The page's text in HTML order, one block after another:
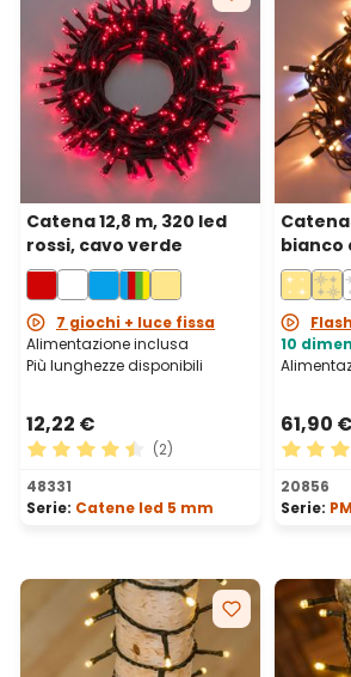
Catena 12,8 m, 320 led
rossi, cavo verde
7 giochi + luce fissa
Alimentazione inclusa
Più lunghezze disponibili
12,22 €
Valutazione media di 4.5 su 5 stelle
(2)
48331
Serie: Catene led 5 mm
Catena
bianco
freddo,
10
61,90 €
20856
Serie: